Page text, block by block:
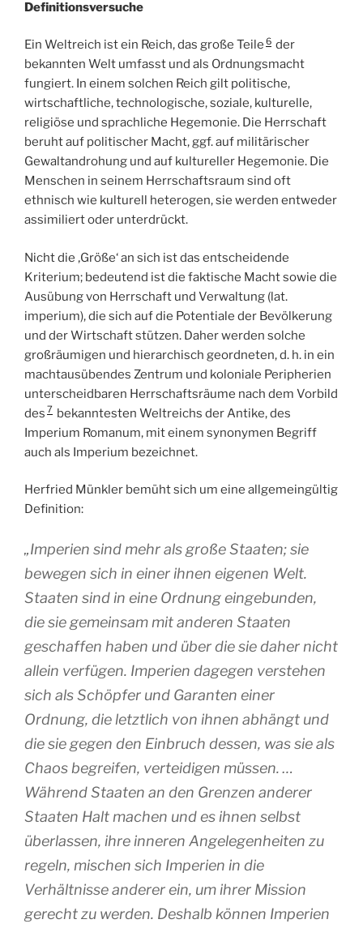
Definitionsversuche
Ein Weltreich ist ein Reich, das große Teile 6 der
bekannten Welt umfasst und als Ordnungsmacht
fungiert. In einem solchen Reich gilt politische,
wirtschaftliche, technologische, soziale, kulturelle,
religiöse und sprachliche Hegemonie. Die Herrschaft
beruht auf politischer Macht, ggf. auf militärischer
Gewaltandrohung und auf kultureller Hegemonie. Die
Menschen in seinem Herrschaftsraum sind oft
ethnisch wie kulturell heterogen, sie werden entweder
assimiliert oder unterdrückt.
Nicht die ‚Größe‘ an sich ist das entscheidende
Kriterium; bedeutend ist die faktische Macht sowie die
Ausübung von Herrschaft und Verwaltung (lat.
imperium), die sich auf die Potentiale der Bevölkerung
und der Wirtschaft stützen. Daher werden solche
großräumigen und hierarchisch geordneten, d. h. in ein
machtausübendes Zentrum und koloniale Peripherien
unterscheidbaren Herrschaftsräume nach dem Vorbild
des 7 bekanntesten Weltreichs der Antike, des
Imperium Romanum, mit einem synonymen Begriff
auch als Imperium bezeichnet.
Herfried Münkler bemüht sich um eine allgemeingültig
Definition:
„Imperien sind mehr als große Staaten; sie
bewegen sich in einer ihnen eigenen Welt.
Staaten sind in eine Ordnung eingebunden,
die sie gemeinsam mit anderen Staaten
geschaffen haben und über die sie daher nicht
allein verfügen. Imperien dagegen verstehen
sich als Schöpfer und Garanten einer
Ordnung, die letztlich von ihnen abhängt und
die sie gegen den Einbruch dessen, was sie als
Chaos begreifen, verteidigen müssen. …
Während Staaten an den Grenzen anderer
Staaten Halt machen und es ihnen selbst
überlassen, ihre inneren Angelegenheiten zu
regeln, mischen sich Imperien in die
Verhältnisse anderer ein, um ihrer Mission
gerecht zu werden. Deshalb können Imperien